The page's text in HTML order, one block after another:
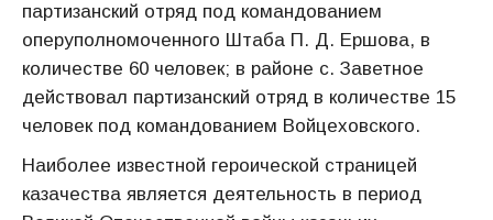
партизанский отряд под командованием
оперуполномоченного Штаба П. Д. Ершова, в
количестве 60 человек; в районе с. Заветное
действовал партизанский отряд в количестве 15
человек под командованием Войцеховского.
Наиболее известной героической страницей
казачества является деятельность в период